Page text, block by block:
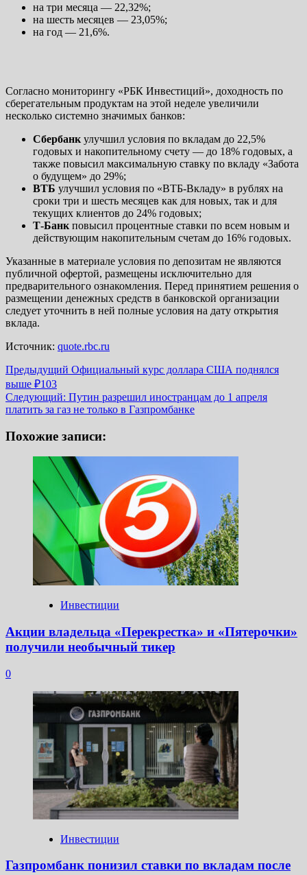
на три месяца — 22,32%;
на шесть месяцев — 23,05%;
на год — 21,6%.
Согласно мониторингу «РБК Инвестиций», доходность по
сберегательным продуктам на этой неделе увеличили
несколько системно значимых банков:
Сбербанк улучшил условия по вкладам до 22,5%
годовых и накопительному счету — до 18% годовых, а
также повысил максимальную ставку по вкладу «Забота
о будущем» до 29%;
ВТБ улучшил условия по «ВТБ-Вкладу» в рублях на
сроки три и шесть месяцев как для новых, так и для
текущих клиентов до 24% годовых;
Т-Банк повысил процентные ставки по всем новым и
действующим накопительным счетам до 16% годовых.
Указанные в материале условия по депозитам не являются
публичной офертой, размещены исключительно для
предварительного ознакомления. Перед принятием решения о
размещении денежных средств в банковской организации
следует уточнить в ней полные условия на дату открытия
вклада.
Источник: quote.rbc.ru
Навигация
записи
Предыдущий Официальный курс доллара США поднялся
выше ₽103
Следующий: Путин разрешил иностранцам до 1 апреля
платить за газ не только в Газпромбанке
Похожие записи:
Инвестиции
Акции владельца «Перекрестка» и «Пятерочки»
получили необычный тикер
0
Инвестиции
Газпромбанк понизил ставки по вкладам после